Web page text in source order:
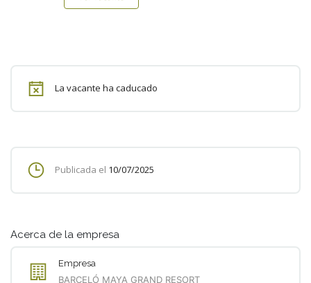
La vacante ha caducado
Publicada el 10/07/2025
Acerca de la empresa
Empresa
BARCELÓ MAYA GRAND RESORT